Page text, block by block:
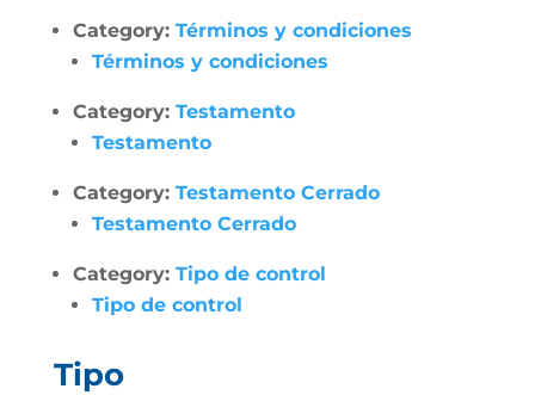
Category: Términos y condiciones
Términos y condiciones
Category: Testamento
Testamento
Category: Testamento Cerrado
Testamento Cerrado
Category: Tipo de control
Tipo de control
Tipo